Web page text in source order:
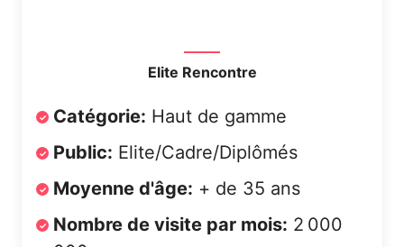
Elite Rencontre
Catégorie: Haut de gamme
Public: Elite/Cadre/Diplômés
Moyenne d'âge: + de 35 ans
Nombre de visite par mois: 2 000